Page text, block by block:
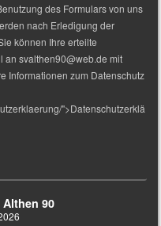
des Formulars von uns
nach Erledigung der
können Ihre erteilte
an svalthen90@web.de mit
Informationen zum Datenschutz
">Datenschutzerklä
90